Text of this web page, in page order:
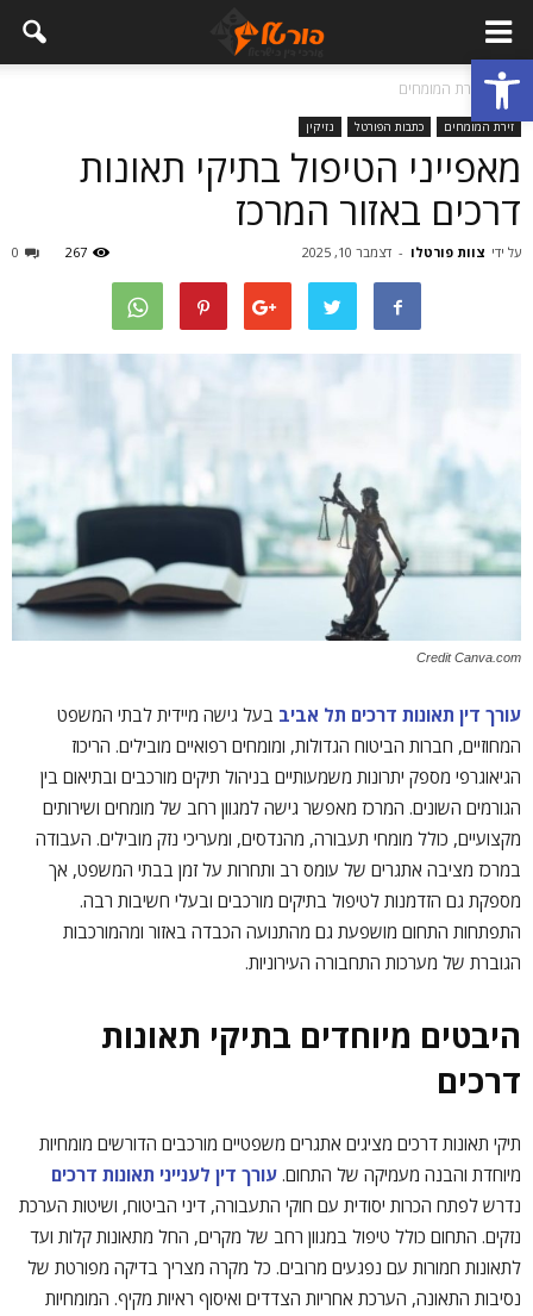
פתח סרגל נגישות
בית זירת המומחים
זירת המומחים כתבות הפורטל נזיקין
מאפייני הטיפול בתיקי תאונות
דרכים באזור המרכז
על ידי צוות פורטלו - דצמבר 10, 2025 0 267
Credit Canva.com
עורך דין תאונות דרכים תל אביב בעל גישה מיידית לבתי המשפט
המחוזיים, חברות הביטוח הגדולות, ומומחים רפואיים מובילים. הריכוז
הגיאוגרפי מספק יתרונות משמעותיים בניהול תיקים מורכבים ובתיאום בין
הגורמים השונים. המרכז מאפשר גישה למגוון רחב של מומחים ושירותים
מקצועיים, כולל מומחי תעבורה, מהנדסים, ומעריכי נזק מובילים. העבודה
במרכז מציבה אתגרים של עומס רב ותחרות על זמן בבתי המשפט, אך
מספקת גם הזדמנות לטיפול בתיקים מורכבים ובעלי חשיבות רבה.
התפתחות התחום מושפעת גם מהתנועה הכבדה באזור ומהמורכבות
הגוברת של מערכות התחבורה העירוניות.
היבטים מיוחדים בתיקי תאונות
דרכים
תיקי תאונות דרכים מציגים אתגרים משפטיים מורכבים הדורשים מומחיות
מיוחדת והבנה מעמיקה של התחום. עורך דין לענייני תאונות דרכים
נדרש לפתח הכרות יסודית עם חוקי התעבורה, דיני הביטוח, ושיטות הערכת
נזקים. התחום כולל טיפול במגוון רחב של מקרים, החל מתאונות קלות ועד
לתאונות חמורות עם נפגעים מרובים. כל מקרה מצריך בדיקה מפורטת של
נסיבות התאונה, הערכת אחריות הצדדים ואיסוף ראיות מקיף. המומחיות